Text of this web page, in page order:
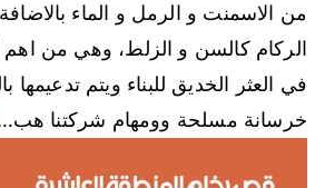
من الاسمنت و الرمل و الماء
الركام كالسن و الزلط، وهي من اهم
في العثر الخديق للبناء ويتم تدعيمها
خرسانة مسلحة وومهام شركتنا